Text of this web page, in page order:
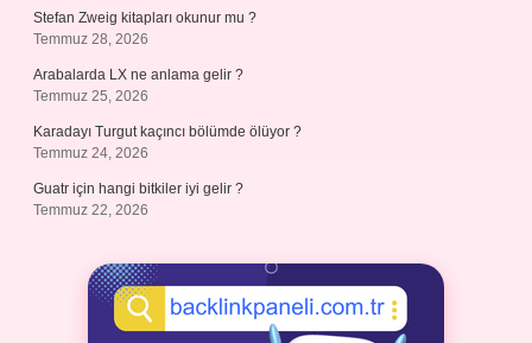
Stefan Zweig kitapları okunur mu ?
Temmuz 28, 2026
Arabalarda LX ne anlama gelir ?
Temmuz 25, 2026
Karadayı Turgut kaçıncı bölümde ölüyor ?
Temmuz 24, 2026
Guatr için hangi bitkiler iyi gelir ?
Temmuz 22, 2026